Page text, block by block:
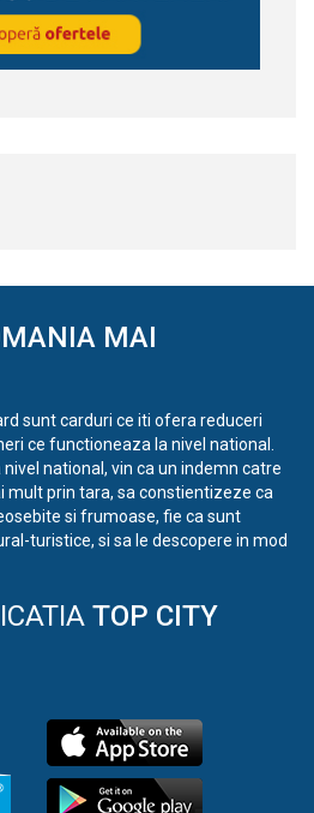
MAI
sunt carduri ce iti ofera reduceri
ce functioneaza la nivel national.
national, vin ca un indemn catre
mult prin tara, sa constientizeze ca
si frumoase, fie ca sunt
turistice, si sa le descopere in mod
TOP CITY